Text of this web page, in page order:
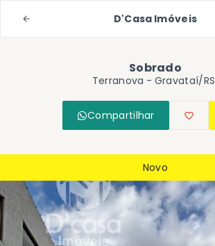
D'Casa Imóveis
Sobrado
Terranova - Gravataí/RS
Compartilhar
Novo